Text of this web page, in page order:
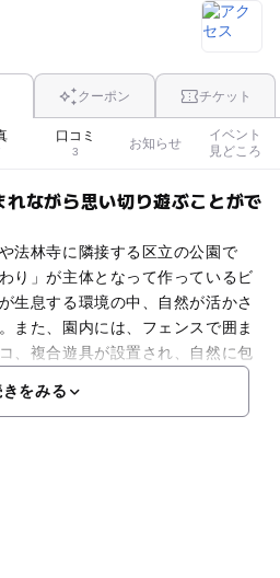
クーポン チケット
口コミ
3
お知らせ
イベント
見どころ
ながら思い切り遊ぶことがで
法林寺に隣接する区立の公園で
り」が主体となって作っているビ
生息する環境の中、自然が活かさ
また、園内には、フェンスで囲ま
、複合遊具が設置され、自然に包
きをみる